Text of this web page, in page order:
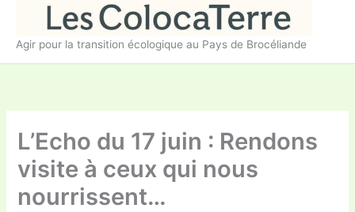
Agir pour la transition écologique au Pays de Brocéliande
L’Echo du 17 juin : Rendons
visite à ceux qui nous
nourrissent…